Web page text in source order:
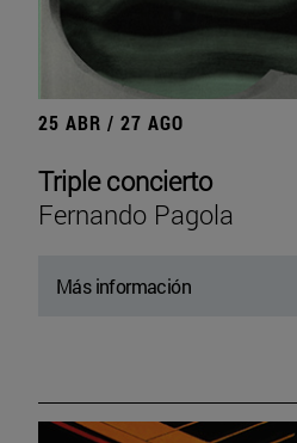
25 ABR / 27 AGO
Triple concierto
Fernando Pagola
Más información